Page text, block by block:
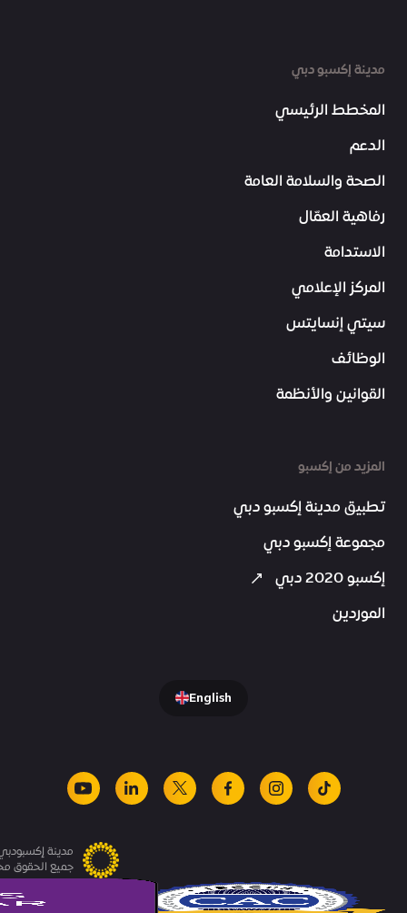
مدينة إكسبو دبي
المخطط الرئيسي
الدعم
الصحة والسلامة العامة
رفاهية العمّال
الاستدامة
المركز الإعلامي
سيتي إنسايتس
الوظائف
القوانين والأنظمة
المزيد من إكسبو
تطبيق مدينة إكسبو دبي
مجموعة إكسبو دبي
إكسبو 2020 دبي
الموردين
English
tiktok
instagram
facebook
x
linkedin
youtube
مدينة
جميع الحقوق